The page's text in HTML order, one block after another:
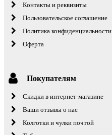
Контакты и реквизиты
Пользовательское соглашение
Политика конфиденциальности
Оферта
Покупателям
Скидки в интернет-магазине
Ваши отзывы о нас
Колготки и чулки почтой